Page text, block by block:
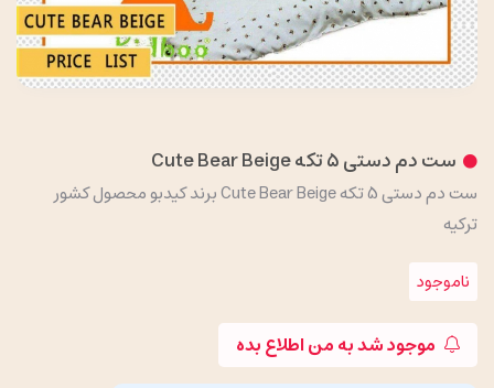
ست دم دستی 5 تکه Cute Bear Beige
ست دم دستی 5 تکه Cute Bear Beige برند کیدبو محصول کشور
ترکیه
ناموجود
موجود شد به من اطلاع بده